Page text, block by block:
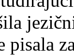
pisala